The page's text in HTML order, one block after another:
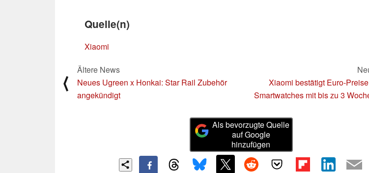
Quelle(n)
Xiaomi
⟨
Ältere News
Neues Ugreen x Honkai: Star Rail Zubehör
angekündigt
Xiaomi bestätigt Euro-
Smartwatches mit bis zu 3
Als bevorzugte Quelle
auf Google
hinzufügen